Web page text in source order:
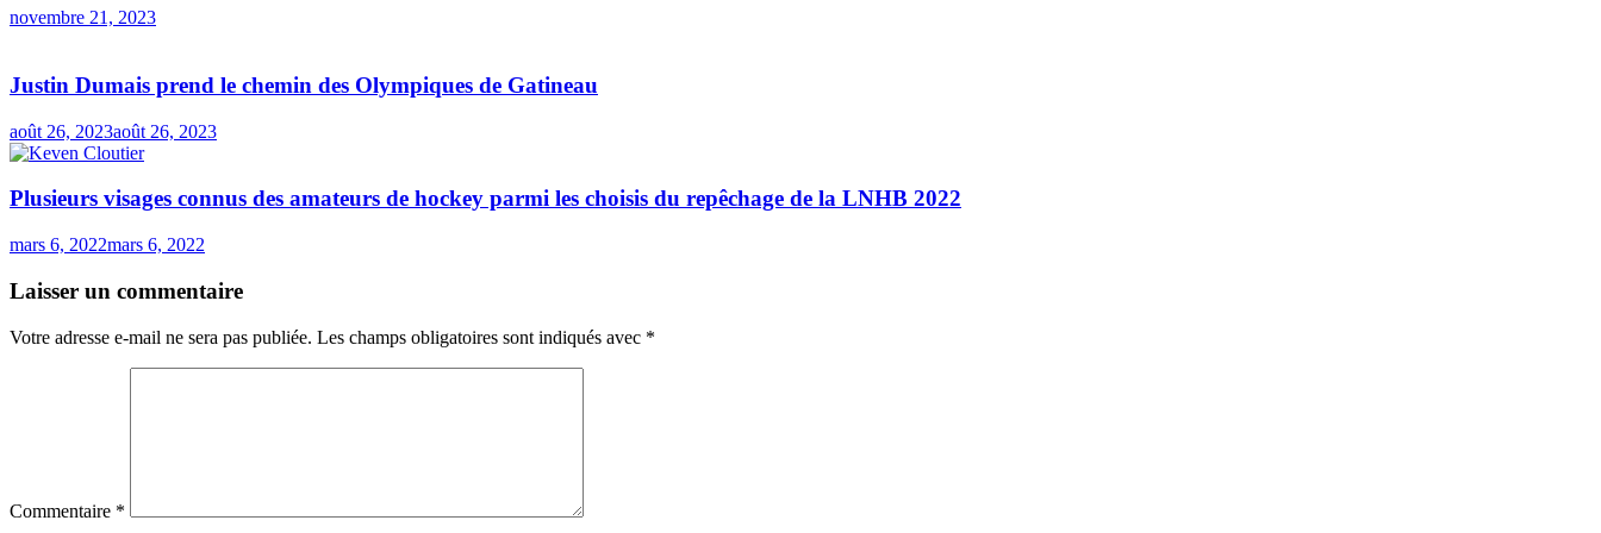
novembre 21, 2023
Justin Dumais prend le chemin des Olympiques de Gatineau
août 26, 2023août 26, 2023
Plusieurs visages connus des amateurs de hockey parmi les choisis du repêchage de la LNHB 2022
mars 6, 2022mars 6, 2022
Laisser un commentaire
Votre adresse e-mail ne sera pas publiée. Les champs obligatoires sont indiqués avec *
Commentaire *